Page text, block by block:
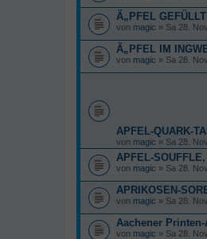
Ã„PFEL
von magic » Sa 28.
Ã„PFEL IM
von magic » Sa 28.
APFEL-QUARK-
von magic » Sa 28.
APFEL-
von magic » Sa 28.
APRIKOSEN-
von magic » Sa 28.
Aachener
von magic » Sa 28.